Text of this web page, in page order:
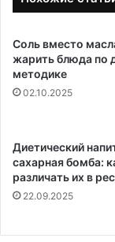
Соль вместо
жарить блюда по
методике
02.10.2025
Диетический
сахарная бомба:
различать их в
22.09.2025